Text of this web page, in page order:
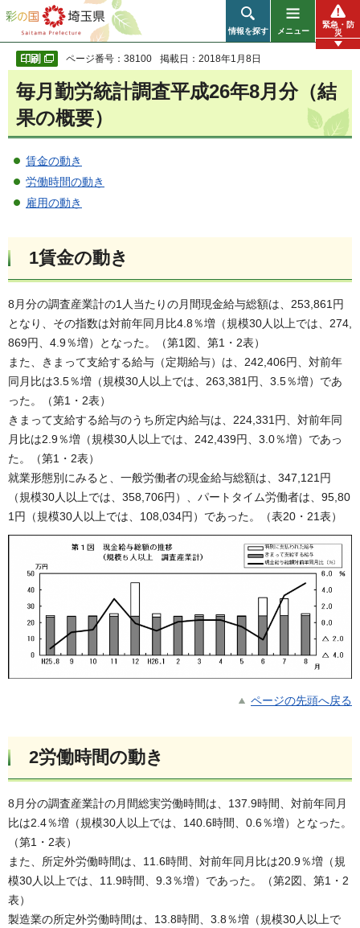
彩の国 埼玉県
情報を探す メニュー
緊急・防
災
ページ番号：38100 掲載日：2018年1月8日
毎月勤労統計調査平成26年8月分（結
果の概要）
賃金の動き
労働時間の動き
雇用の動き
1賃金の動き
8月分の調査産業計の1人当たりの月間現金給与総額は、253,861円
となり、その指数は対前年同月比4.8％増（規模30人以上では、274,
869円、4.9％増）となった。（第1図、第1・2表）
また、きまって支給する給与（定期給与）は、242,406円、対前年
同月比は3.5％増（規模30人以上では、263,381円、3.5％増）であ
った。（第1・2表）
きまって支給する給与のうち所定内給与は、224,331円、対前年同
月比は2.9％増（規模30人以上では、242,439円、3.0％増）であっ
た。（第1・2表）
就業形態別にみると、一般労働者の現金給与総額は、347,121円
（規模30人以上では、358,706円）、パートタイム労働者は、95,80
1円（規模30人以上では、108,034円）であった。（表20・21表）
ページの先頭へ戻る
2労働時間の動き
8月分の調査産業計の月間総実労働時間は、137.9時間、対前年同月
比は2.4％増（規模30人以上では、140.6時間、0.6％増）となった。
（第1・2表）
また、所定外労働時間は、11.6時間、対前年同月比は20.9％増（規
模30人以上では、11.9時間、9.3％増）であった。（第2図、第1・2
表）
製造業の所定外労働時間は、13.8時間、3.8％増（規模30人以上で